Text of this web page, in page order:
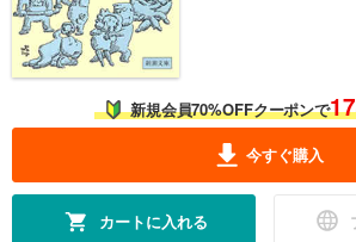
新規会員70%OFFクーポンで
今すぐ購入
カートに入れる